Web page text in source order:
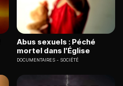
Abus sexuels : Péché
mortel dans l'Église
DOCUMENTAIRES SOCIÉTÉ